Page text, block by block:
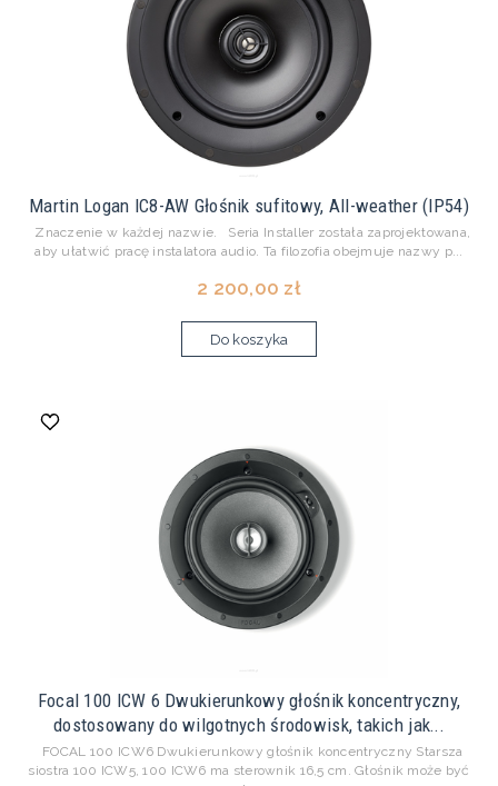
Martin Logan IC8-AW Głośnik sufitowy, All-weather (IP54)
Znaczenie w każdej nazwie. Seria Installer została zaprojektowana,
aby ułatwić pracę instalatora audio. Ta filozofia obejmuje nazwy p...
2 200,00 zł
Do koszyka
Focal 100 ICW 6 Dwukierunkowy głośnik koncentryczny,
dostosowany do wilgotnych środowisk, takich jak...
FOCAL 100 ICW6 Dwukierunkowy głośnik koncentryczny Starsza
siostra 100 ICW5, 100 ICW6 ma sterownik 16,5 cm. Głośnik może być